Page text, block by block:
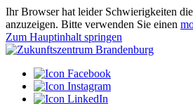
Ihr Browser hat leider Schwierigkeiten
anzuzeigen. Bitte verwenden Sie einen
Zum Hauptinhalt springen